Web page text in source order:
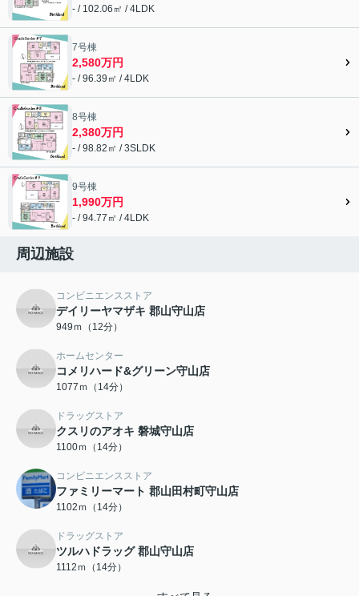
- / 102.06㎡ / 4LDK
7号棟
2,580万円
- / 96.39㎡ / 4LDK
8号棟
2,380万円
- / 98.82㎡ / 3SLDK
9号棟
1,990万円
- / 94.77㎡ / 4LDK
周辺施設
コンビニエンスストア
デイリーヤマザキ 郡山守山店
949ｍ（12分）
ホームセンター
コメリハード&グリーン守山店
1077ｍ（14分）
ドラッグストア
クスリのアオキ 磐城守山店
1100ｍ（14分）
コンビニエンスストア
ファミリーマート 郡山田村町守山店
1102ｍ（14分）
ドラッグストア
ツルハドラッグ 郡山守山店
1112ｍ（14分）